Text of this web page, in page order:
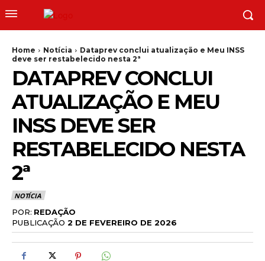
Home Notícia
Dataprev conclui atualização e Meu INSS
deve ser restabelecido nesta 2ª
DATAPREV CONCLUI
ATUALIZAÇÃO E MEU
INSS DEVE SER
RESTABELECIDO NESTA
2ª
NOTÍCIA
POR: REDAÇÃO
PUBLICAÇÃO 2 DE FEVEREIRO DE 2026